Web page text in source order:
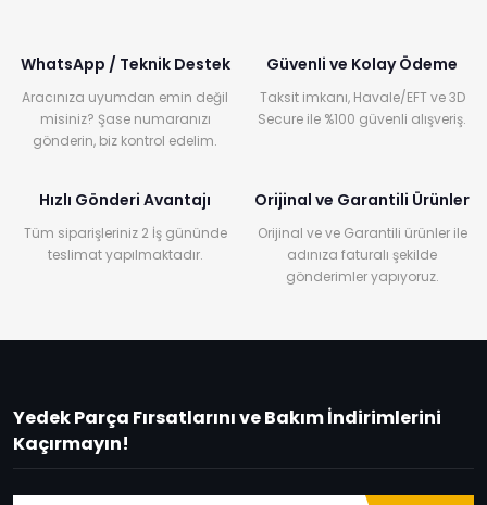
WhatsApp / Teknik Destek
Aracınıza uyumdan emin değil
misiniz? Şase numaranızı
gönderin, biz kontrol edelim.
Güvenli ve Kolay Ödeme
Taksit imkanı, Havale/EFT ve 3D
Secure ile %100 güvenli alışveriş.
Hızlı Gönderi Avantajı
Tüm siparişleriniz 2 İş gününde
teslimat yapılmaktadır.
Orijinal ve Garantili Ürünler
Orijinal ve ve Garantili ürünler ile
adınıza faturalı şekilde
gönderimler yapıyoruz.
Yedek Parça Fırsatlarını ve Bakım İndirimlerini
Kaçırmayın!